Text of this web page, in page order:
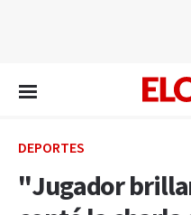
DEPORTES
"Jugador